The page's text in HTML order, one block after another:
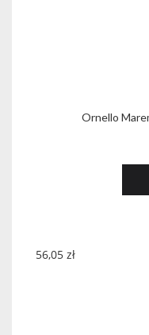
Ornello
56,05 zł